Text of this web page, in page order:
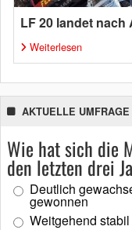
LF 20 landet
Weiterlesen
AKTUELLE UMFRAGE
Wie hat sich die
den letzten drei
Deutlich
gewonnen
Weitgehend